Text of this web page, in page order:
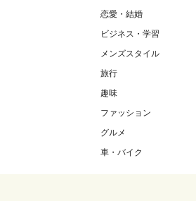
恋愛・結婚
ビジネス・学習
メンズスタイル
旅行
趣味
ファッション
グルメ
車・バイク